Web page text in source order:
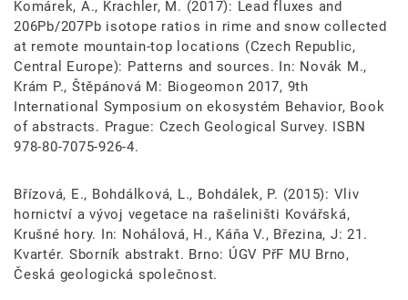
Komárek, A., Krachler, M. (2017): Lead fluxes and
206Pb/207Pb isotope ratios in rime and snow collected
at remote mountain-top locations (Czech Republic,
Central Europe): Patterns and sources. In: Novák M.,
Krám P., Štěpánová M: Biogeomon 2017, 9th
International Symposium on ekosystém Behavior, Book
of abstracts. Prague: Czech Geological Survey. ISBN
978-80-7075-926-4.
Břízová, E., Bohdálková, L., Bohdálek, P. (2015): Vliv
hornictví a vývoj vegetace na rašeliništi Kovářská,
Krušné hory. In: Nohálová, H., Káňa V., Březina, J: 21.
Kvartér. Sborník abstrakt. Brno: ÚGV PřF MU Brno,
Česká geologická společnost.